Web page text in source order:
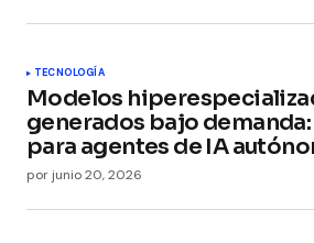
TECNOLOGÍA
Modelos
generados bajo
para agentes de IA
por junio 20, 2026